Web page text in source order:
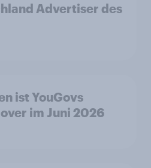
Advertiser des
ist YouGovs
im Juni 2026